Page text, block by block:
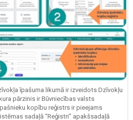
īpašuma likumā ir izveidots Dzīvokļu
pārzinis ir Būvniecības valsts
kopību reģistrs ir pieejams
sadaļā “Reģistri” apakšsadaļā